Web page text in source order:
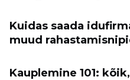
Kuidas saada
muud
Kauplemine 101: